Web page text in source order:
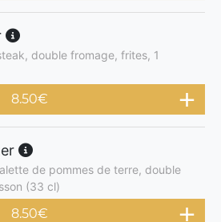
double fromage, frites, 1
8.50€
de pommes de terre, double
(33 cl)
8.50€